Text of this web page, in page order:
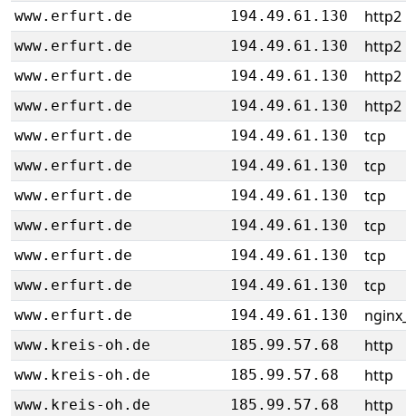
www.erfurt.de 194.49.61.130 http2
www.erfurt.de 194.49.61.130 http2
www.erfurt.de 194.49.61.130 http2
www.erfurt.de 194.49.61.130 http2
www.erfurt.de 194.49.61.130 tcp
www.erfurt.de 194.49.61.130 tcp
www.erfurt.de 194.49.61.130 tcp
www.erfurt.de 194.49.61.130 tcp
www.erfurt.de 194.49.61.130 tcp
www.erfurt.de 194.49.61.130 tcp
www.erfurt.de 194.49.61.130
www.kreis-oh.de 185.99.57.68 http
www.kreis-oh.de 185.99.57.68 http
www.kreis-oh.de 185.99.57.68 http